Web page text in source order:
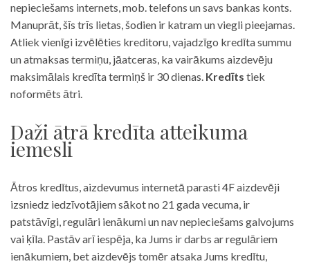
nepieciešams internets, mob. telefons un savs bankas konts.
Manuprāt, šīs trīs lietas, šodien ir katram un viegli pieejamas.
Atliek vienīgi izvēlēties kreditoru, vajadzīgo kredīta summu
un atmaksas termiņu, jāatceras, ka vairākums aizdevēju
maksimālais kredīta termiņš ir 30 dienas. Kredīts tiek
noformēts ātri.
Daži ātrā kredīta atteikuma
iemesli
Ātros kredītus, aizdevumus internetā parasti 4F aizdevēji
izsniedz iedzīvotājiem sākot no 21 gada vecuma, ir
patstāvīgi, regulāri ienākumi un nav nepieciešams galvojums
vai ķīla. Pastāv arī iespēja, ka Jums ir darbs ar regulāriem
ienākumiem, bet aizdevējs tomēr atsaka Jums kredītu,